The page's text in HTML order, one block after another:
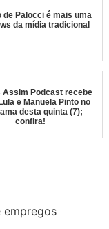
de Palocci é mais uma
da mídia tradicional
Assim Podcast recebe
e Manuela Pinto no
desta quinta (7);
confira!